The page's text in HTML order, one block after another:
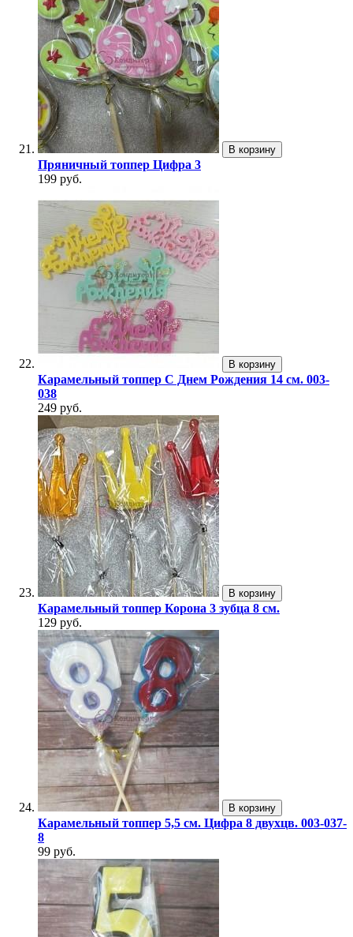
В корзину
Пряничный топпер Цифра 3
199 руб.
В корзину
Карамельный топпер С Днем Рождения 14 см. 003-
038
249 руб.
В корзину
Карамельный топпер Корона 3 зубца 8 см.
129 руб.
В корзину
Карамельный топпер 5,5 см. Цифра 8 двухцв. 003-037-
8
99 руб.